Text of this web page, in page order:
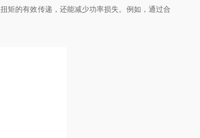
的有效传递，还能减少功率损失。例如，通过合